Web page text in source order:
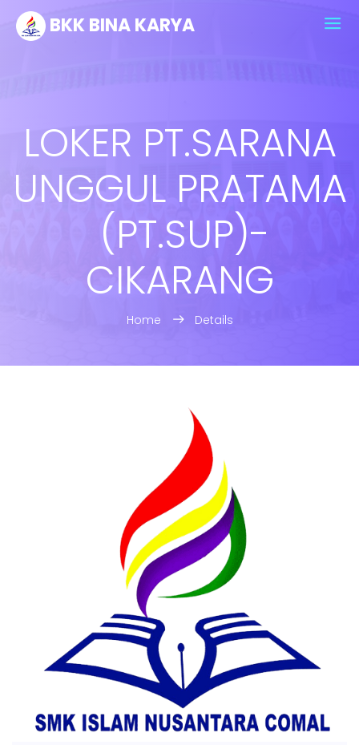
BKK BINA KARYA
LOKER PT.SARANA
UNGGUL PRATAMA
(PT.SUP)-
CIKARANG
Home Details